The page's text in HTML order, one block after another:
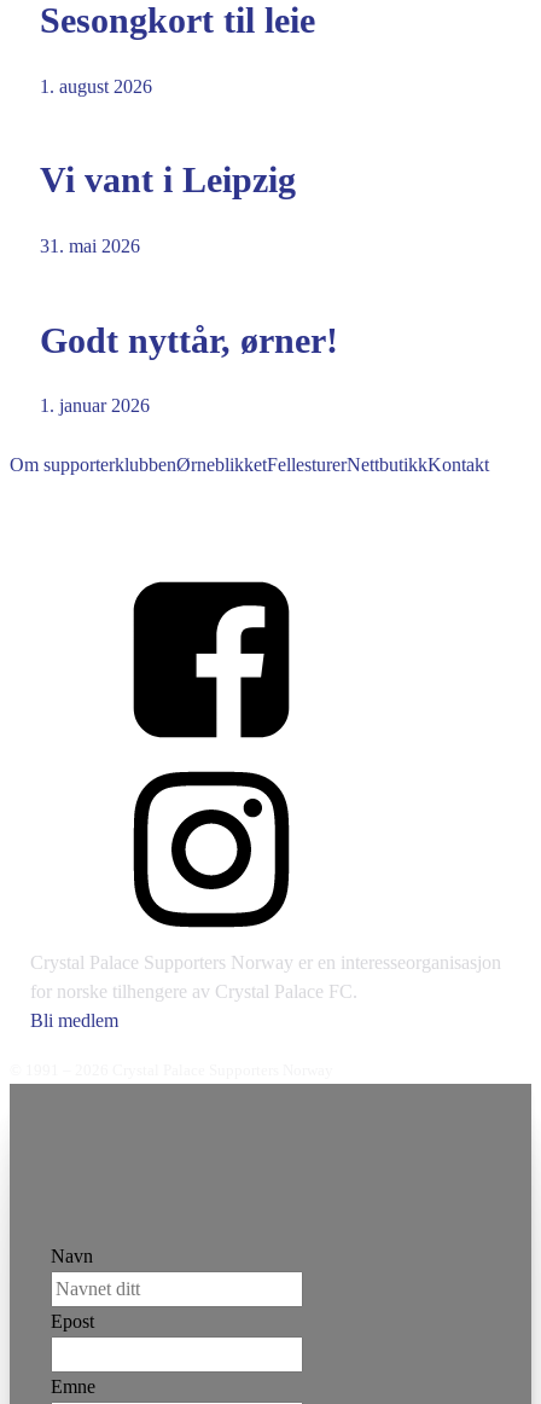
Sesongkort til leie
1. august 2026
Vi vant i Leipzig
31. mai 2026
Godt nyttår, ørner!
1. januar 2026
Om supporterklubbenØrneblikketFellesturerNettbutikkKontakt
Crystal Palace Supporters Norway er en interesseorganisasjon
for norske tilhengere av Crystal Palace FC.
Bli medlem
Navn
Epost
Emne